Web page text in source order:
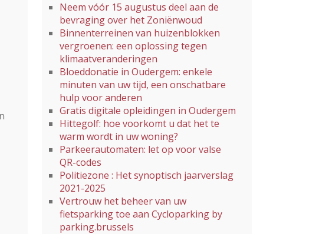
Neem vóór 15 augustus deel aan de
bevraging over het Zoniënwoud
Binnenterreinen van huizenblokken
vergroenen: een oplossing tegen
klimaatveranderingen
Bloeddonatie in Oudergem: enkele
minuten van uw tijd, een onschatbare
hulp voor anderen
Gratis digitale opleidingen in Oudergem
Hittegolf: hoe voorkomt u dat het te
warm wordt in uw woning?
Parkeerautomaten: let op voor valse
QR-codes
Politiezone : Het synoptisch jaarverslag
2021-2025
Vertrouw het beheer van uw
fietsparking toe aan Cycloparking by
parking.brussels